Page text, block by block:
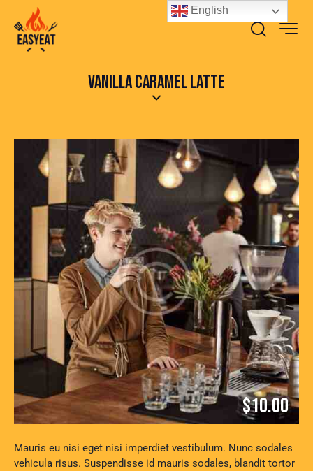
VANILLA CARAMEL LATTE
$10.00
Mauris eu nisi eget nisi imperdiet vestibulum. Nunc sodales
vehicula risus. Suspendisse id mauris sodales, blandit tortor
English